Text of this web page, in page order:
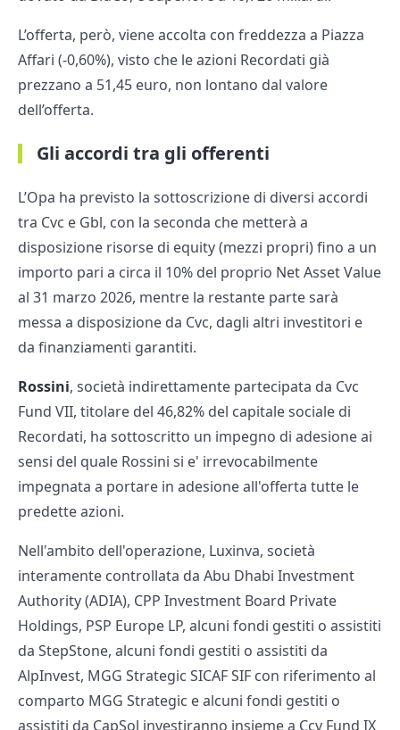
L’offerta, però, viene accolta con freddezza a Piazza
Affari (-0,60%), visto che le azioni Recordati già
prezzano a 51,45 euro, non lontano dal valore
dell’offerta.
Gli accordi tra gli offerenti
L’Opa ha previsto la sottoscrizione di diversi accordi
tra Cvc e Gbl, con la seconda che metterà a
disposizione risorse di equity (mezzi propri) fino a un
importo pari a circa il 10% del proprio Net Asset Value
al 31 marzo 2026, mentre la restante parte sarà
messa a disposizione da Cvc, dagli altri investitori e
da finanziamenti garantiti.
Rossini, società indirettamente partecipata da Cvc
Fund VII, titolare del 46,82% del capitale sociale di
Recordati, ha sottoscritto un impegno di adesione ai
sensi del quale Rossini si e' irrevocabilmente
impegnata a portare in adesione all'offerta tutte le
predette azioni.
Nell'ambito dell'operazione, Luxinva, società
interamente controllata da Abu Dhabi Investment
Authority (ADIA), CPP Investment Board Private
Holdings, PSP Europe LP, alcuni fondi gestiti o assistiti
da StepStone, alcuni fondi gestiti o assistiti da
AlpInvest, MGG Strategic SICAF SIF con riferimento al
comparto MGG Strategic e alcuni fondi gestiti o
assistiti da CapSol investiranno insieme a Ccv Fund IX